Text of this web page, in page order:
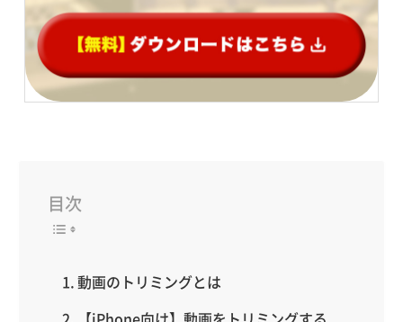
目次
動画のトリミングとは